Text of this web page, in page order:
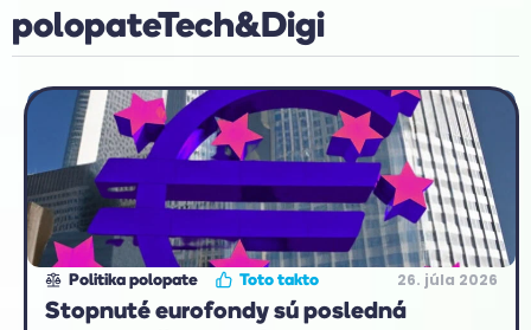
polopateTech&Digi
Politika polopate Toto takto 26. júla 2026
Stopnuté eurofondy sú posledná